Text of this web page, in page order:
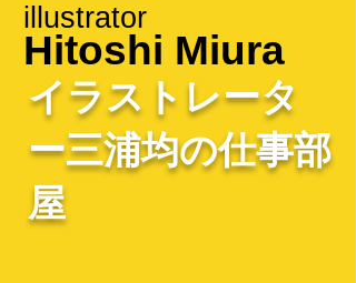
illustrator
Hitoshi Miura
イラストレータ
ー三浦均の仕事部
屋